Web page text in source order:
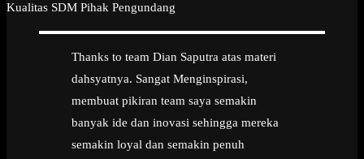
Kualitas SDM Pihak Pengundang
Thanks to team Dian Saputra atas materi
dahsyatnya. Sangat Menginspirasi,
membuat pikiran team saya semakin
banyak ide dan inovasi sehingga mereka
semakin loyal dan semakin penuh